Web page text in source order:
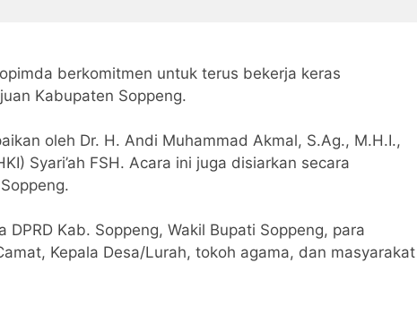
berkomitmen untuk terus bekerja keras
Kabupaten Soppeng.
oleh Dr. H. Andi Muhammad Akmal, S.Ag., M.H.I.,
Syari’ah FSH. Acara ini juga disiarkan secara
Kab. Soppeng, Wakil Bupati Soppeng, para
Kepala Desa/Lurah, tokoh agama, dan masyarakat